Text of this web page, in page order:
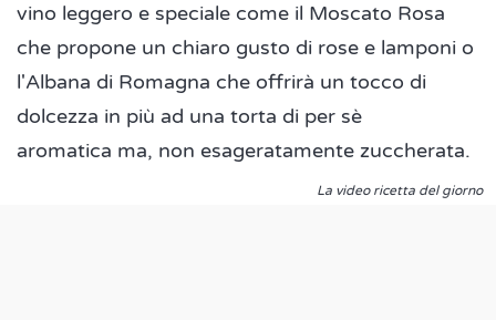
vino leggero e speciale come il Moscato Rosa
che propone un chiaro gusto di rose e lamponi o
l'Albana di Romagna che offrirà un tocco di
dolcezza in più ad una torta di per sè
aromatica ma, non esageratamente zuccherata.
La video ricetta del giorno